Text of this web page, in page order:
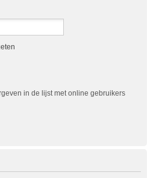
in de lijst met online gebruikers